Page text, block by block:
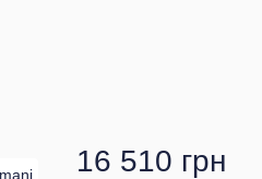
16 510 грн